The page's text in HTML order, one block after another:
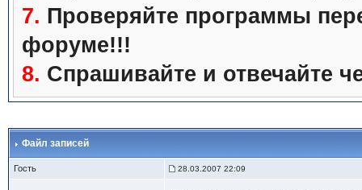
7. Проверяйте программы
форуме!!!
8. Спрашивайте и отвечайте
Файл записей
Гость 28.03.2007 22:09